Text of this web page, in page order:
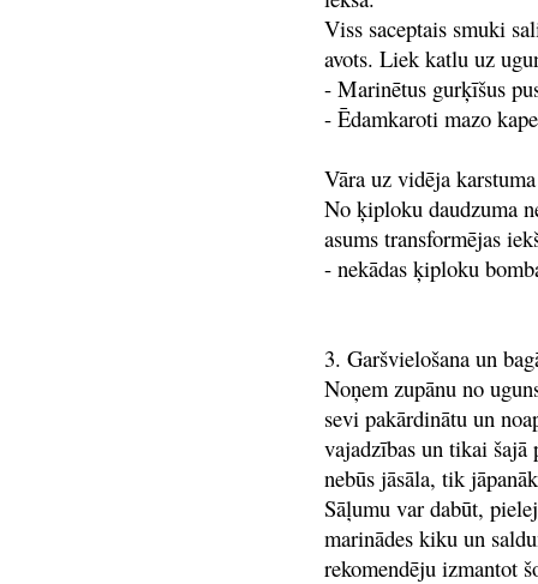
Viss saceptais smuki
avots. Liek katlu uz
- Marinētus gurķīšus
- Ēdamkaroti mazo
Vāra uz vidēja
No ķiploku daudzuma
asums transformējas
- nekādas ķiploku
3. Garšvielošana un
Noņem zupānu no
sevi pakārdinātu un
vajadzības un tikai šajā
nebūs jāsāla, tik
Sāļumu var dabūt,
marinādes kiku un
rekomendēju izmantot